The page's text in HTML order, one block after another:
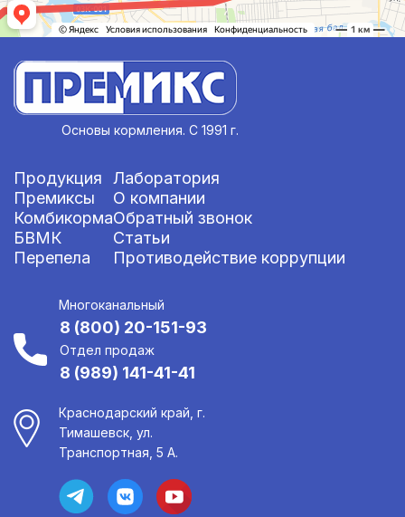
Основы кормления. С 1991 г.
Продукция
Премиксы
Комбикорма
БВМК
Перепела
Лаборатория
О компании
Обратный звонок
Статьи
Противодействие коррупции
Многоканальный
8 (800) 20-151-93
Отдел продаж
8 (989) 141-41-41
Краснодарский край, г.
Тимашевск, ул.
Транспортная, 5 А.